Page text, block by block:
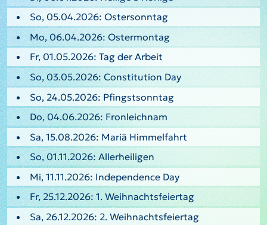
So, 05.04.2026: Ostersonntag
Mo, 06.04.2026: Ostermontag
Fr, 01.05.2026: Tag der Arbeit
So, 03.05.2026: Constitution Day
So, 24.05.2026: Pfingstsonntag
Do, 04.06.2026: Fronleichnam
Sa, 15.08.2026: Mariä Himmelfahrt
So, 01.11.2026: Allerheiligen
Mi, 11.11.2026: Independence Day
Fr, 25.12.2026: 1. Weihnachtsfeiertag
Sa, 26.12.2026: 2. Weihnachtsfeiertag